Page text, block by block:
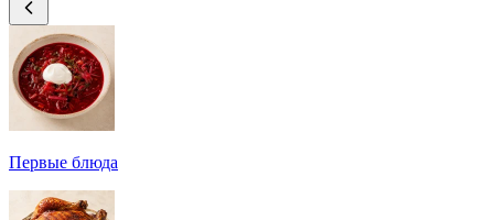
Первые блюда